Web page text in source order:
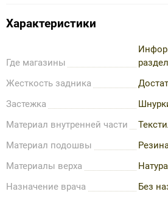
Характеристики
Где магазины
Жесткость задника
Застежка
Материал внутренней части
Материал подошвы
Материалы верха
Назначение врача
Без